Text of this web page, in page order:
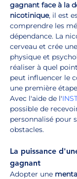
gagnant face à la
nicotinique, il est
comprendre les
dépendance. La
cerveau et crée
physique et
réaliser à quel
peut influencer le
une première
Avec l'aide de l'
possible de
personnalisé pour
obstacles.
La puissance
gagnant
Adopter une